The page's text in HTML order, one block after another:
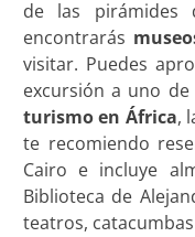
de las pirámides
encontrarás
visitar. Puedes
excursión a uno
turismo en África,
te recomiendo
Cairo e incluye
Biblioteca de
teatros,